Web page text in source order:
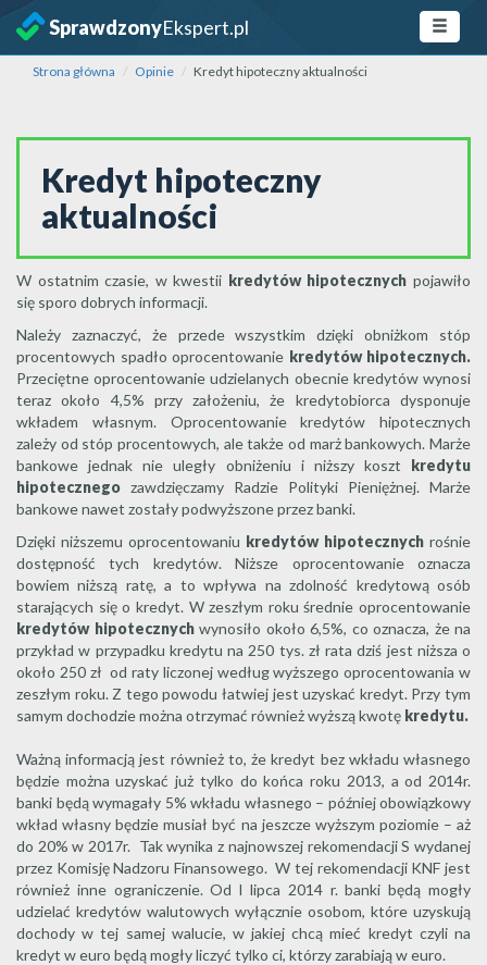
SprawdzonyEkspert.pl
Strona główna Opinie Kredyt hipoteczny aktualności
Kredyt hipoteczny
aktualności
W ostatnim czasie, w kwestii kredytów hipotecznych pojawiło
się sporo dobrych informacji.
Należy zaznaczyć, że przede wszystkim dzięki obniżkom stóp
procentowych spadło oprocentowanie kredytów hipotecznych.
Przeciętne oprocentowanie udzielanych obecnie kredytów wynosi
teraz około 4,5% przy założeniu, że kredytobiorca dysponuje
wkładem własnym. Oprocentowanie kredytów hipotecznych
zależy od stóp procentowych, ale także od marż bankowych. Marże
bankowe jednak nie uległy obniżeniu i niższy koszt kredytu
hipotecznego zawdzięczamy Radzie Polityki Pieniężnej. Marże
bankowe nawet zostały podwyższone przez banki.
Dzięki niższemu oprocentowaniu kredytów hipotecznych rośnie
dostępność tych kredytów. Niższe oprocentowanie oznacza
bowiem niższą ratę, a to wpływa na zdolność kredytową osób
starających się o kredyt. W zeszłym roku średnie oprocentowanie
kredytów hipotecznych wynosiło około 6,5%, co oznacza, że na
przykład w przypadku kredytu na 250 tys. zł rata dziś jest niższa o
około 250 zł od raty liczonej według wyższego oprocentowania w
zeszłym roku. Z tego powodu łatwiej jest uzyskać kredyt. Przy tym
samym dochodzie można otrzymać również wyższą kwotę kredytu.
Ważną informacją jest również to, że kredyt bez wkładu własnego
będzie można uzyskać już tylko do końca roku 2013, a od 2014r.
banki będą wymagały 5% wkładu własnego – później obowiązkowy
wkład własny będzie musiał być na jeszcze wyższym poziomie – aż
do 20% w 2017r. Tak wynika z najnowszej rekomendacji S wydanej
przez Komisję Nadzoru Finansowego. W tej rekomendacji KNF jest
również inne ograniczenie. Od l lipca 2014 r. banki będą mogły
udzielać kredytów walutowych wyłącznie osobom, które uzyskują
dochody w tej samej walucie, w jakiej chcą mieć kredyt czyli na
kredyt w euro będą mogły liczyć tylko ci, którzy zarabiają w euro.